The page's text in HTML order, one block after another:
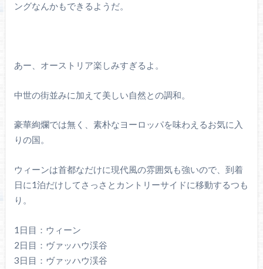
ングなんかもできるようだ。
あー、オーストリア楽しみすぎるよ。
中世の街並みに加えて美しい自然との調和。
豪華絢爛では無く、素朴なヨーロッパを味わえるお気に入
りの国。
ウィーンは首都なだけに現代風の雰囲気も強いので、到着
日に1泊だけしてさっさとカントリーサイドに移動するつも
り。
1日目：ウィーン
2日目：ヴァッハウ渓谷
3日目：ヴァッハウ渓谷